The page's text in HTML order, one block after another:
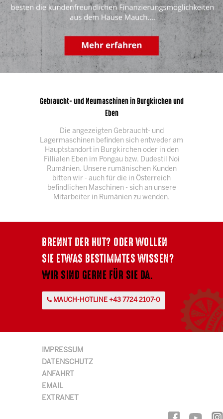
Gebraucht- und Neumaschinen in Burgkirchen und
Eben
Die angezeigten Gebraucht- und
Lagermaschinen befinden sich entweder am
Hauptstandort in Burgkirchen oder in den
Fillialen Eben im Pongau bzw. Dudestil Noi
Rumänien. Unsere rumänischen Kunden
bitten wir - auch für die in Österreich
befindlichen Maschinen - sich an unsere
Mitarbeiter in Rumänien zu wenden.
BRENNT DER HUT? ODER WOLLEN
SIE ETWAS BESTIMMTES WISSEN?
WIR SIND GERNE FÜR SIE DA.
MAUCH-HOTLINE +43 7724 2107-0
IMPRESSUM
DATENSCHUTZ
ANFAHRT
EMAIL
EXTRANET